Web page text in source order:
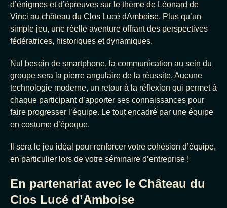
d’énigmes et d’épreuves sur le thème de Léonard de
Vinci au château du Clos Lucé dAmboise. Plus qu’un
simple jeu, une réelle aventure offrant des perspectives
fédératrices, historiques et dynamiques.
Nul besoin de smartphone, la communication au sein du
groupe sera la pierre angulaire de la réussite. Aucune
technologie moderne, un retour à la réflexion qui permet à
chaque participant d’apporter ses connaissances pour
faire progresser l’équipe. Le tout encadré par une équipe
en costume d’époque.
Il sera le jeu idéal pour renforcer votre cohésion d’équipe,
en particulier lors de votre séminaire d’entreprise !
En partenariat avec le Château du
Clos Lucé d’Amboise